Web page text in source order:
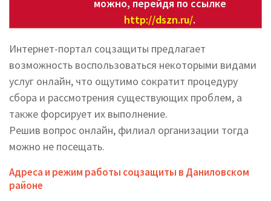
можно, перейдя по ссылке
http://dszn.ru/.
Интернет-портал соцзащиты предлагает
возможность воспользоваться некоторыми видами
услуг онлайн, что ощутимо сократит процедуру
сбора и рассмотрения существующих проблем, а
также форсирует их выполнение.
Решив вопрос онлайн, филиал организации тогда
можно не посещать.
Адреса и режим работы соцзащиты в Даниловском
районе